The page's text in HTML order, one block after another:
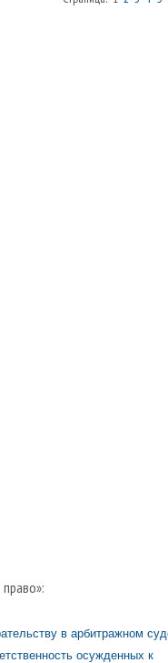
в арбитражном
осужденных к